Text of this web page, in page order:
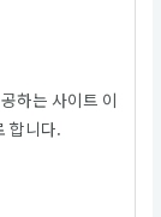
하는 사이트 이
합니다.